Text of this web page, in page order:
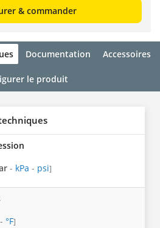
& commander
Documentation Accessoires
le produit
- kPa - psi]
- °F]